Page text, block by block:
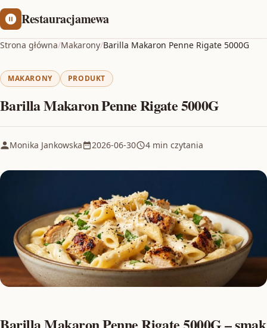
Restauracjamewa
Strona główna/Makarony/Barilla Makaron Penne Rigate 5000G
MAKARONY PRODUKT
Barilla Makaron Penne Rigate 5000G
Monika Jankowska 2026-06-30 4 min czytania